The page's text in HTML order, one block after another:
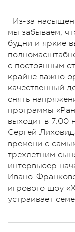
Из-за
мы забываем,
будни и яркие
с постоянным
крайне важно
качественный
снять
программы
выходит в 7:00
Сергей
времени с
трехлетним
интервьюер
Ивано-
игрового шоу
устраивает